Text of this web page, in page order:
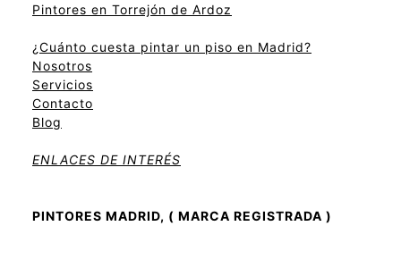
Pintores en Torrejón de Ardoz
¿Cuánto cuesta pintar un piso en Madrid?
Nosotros
Servicios
Contacto
Blog
ENLACES DE INTERÉS
PINTORES MADRID, ( MARCA REGISTRADA )